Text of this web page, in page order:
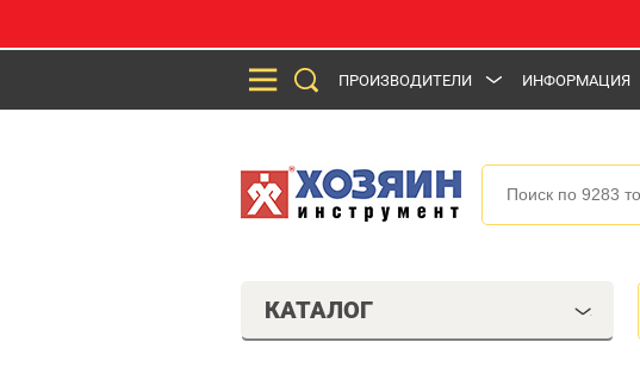
ПРОИЗВОДИТЕЛИ ИНФОРМАЦИЯ
КАТАЛОГ